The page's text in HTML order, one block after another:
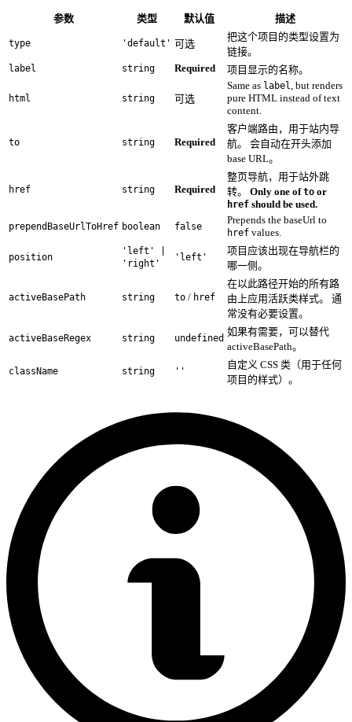
参数 类型 默认值 描述
type 'default' 可选
把这个项目的类型设置为
链接。
label string Required 项目显示的名称。
html string 可选
Same as label, but renders
pure HTML instead of text
content.
to string Required
客户端路由，用于站内导
航。 会自动在开头添加
base URL。
href string Required
整页导航，用于站外跳
转。 Only one ofto or
href should be used.
prependBaseUrlToHref boolean false
Prepends the baseUrl to
href values.
position
'left' |
'right'
'left'
项目应该出现在导航栏的
哪一侧。
activeBasePath string to / href
在以此路径开始的所有路
由上应用活跃类样式。 通
常没有必要设置。
activeBaseRegex string undefined
如果有需要，可以替代
activeBasePath。
className string ''
自定义 CSS 类（用于任何
项目的样式）。